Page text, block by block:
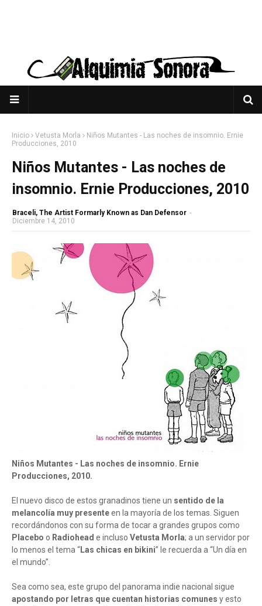
Inicio Vetusta Morla
Niños Mutantes - Las noches de insomnio. Ernie
Producciones, 2010
Niños Mutantes - Las noches de
insomnio. Ernie Producciones, 2010
Braceli, The Artist Formarly Known as Dan Defensor -
Diciembre 14, 2010
Niños Mutantes - Las noches de insomnio. Ernie
Producciones, 2010.
El nuevo disco de estos granadinos tiene un sentido de la
melancolía muy presenteen la mayoría de los temas. Siguen
recordándonos con su forma de tocar a grandes grupos como
Placebo o Radiohead e incluso Vetusta Morla; a un servidor por
lo menos el tema “Las chicas en bikini” le recuerda a “Un día en
el mundo”.
Sea como sea, este grupo del panorama indie nacional sigue
apostando por letras que cuentan historias comunes y esto